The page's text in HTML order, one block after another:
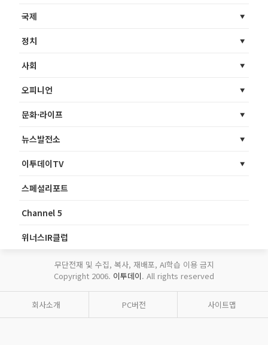
국제
정치
사회
오피니언
문화·라이프
뉴스발전소
이투데이TV
스페셜리포트
Channel 5
위너스IR클럽
무단전재 및 수집, 복사, 재배포, AI학습 이용 금지
Copyright 2006. 이투데이. All rights reserved
회사소개 PC버전 사이트맵